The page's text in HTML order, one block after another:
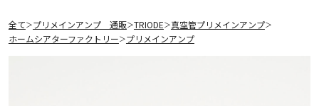
全て＞プリメインアンプ 通販＞TRIODE＞真空管プリメインアンプ＞
ホームシアターファクトリー＞プリメインアンプ